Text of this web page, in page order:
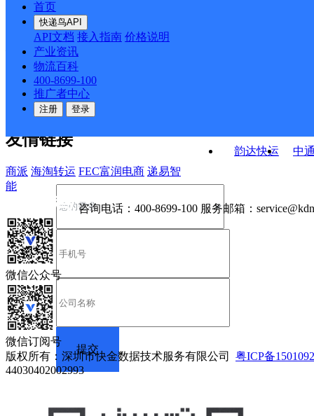
首页
快递鸟API
API文档 接入指南 价格说明
产业资讯
物流百科
400-8699-100
推广者中心
注册 登录
韵达快运
中
API接口 DEMO下载
关于我们
公司介绍 企业动态
合作伙伴 快递鸟接口服务协议
户隐私政策
友情链接
商派 海淘转运 FEC富润电商 递易智
能
咨询电话： 400-8699-100 服务邮箱：
微信公众号
微信订阅号
版权所有：深圳市快金数据技术服务有限公司 粤ICP备
44030402002993